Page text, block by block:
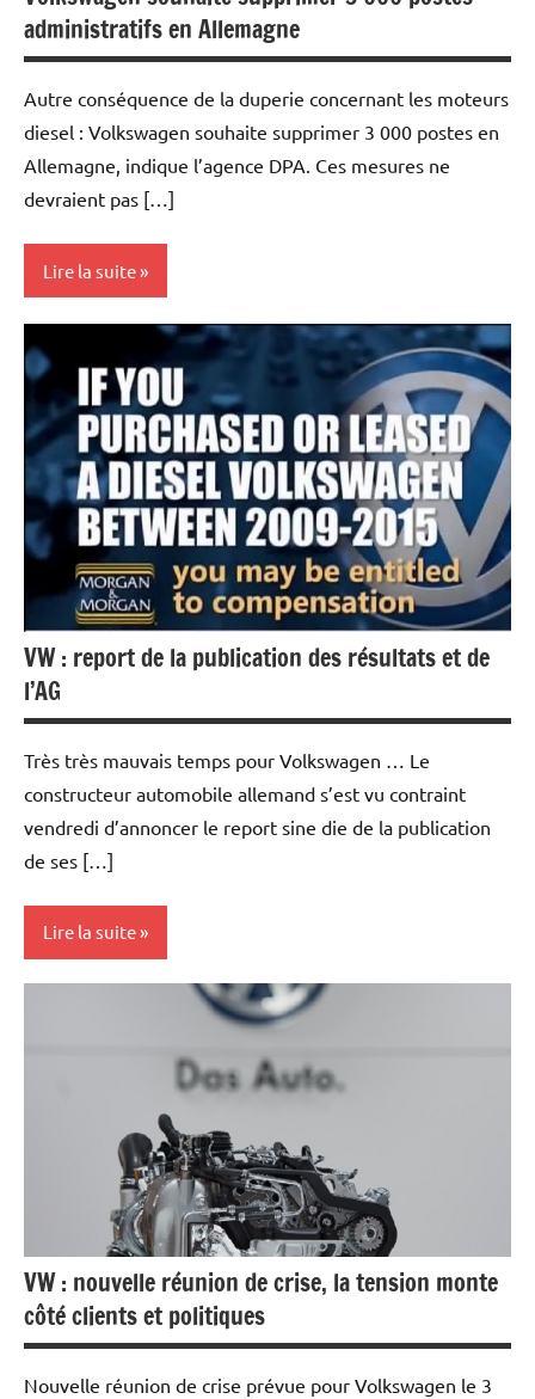
administratifs en Allemagne
Autre conséquence de la duperie concernant les moteurs
diesel : Volkswagen souhaite supprimer 3 000 postes en
Allemagne, indique l’agence DPA. Ces mesures ne
devraient pas […]
Lire la suite
Actualités
Automobile
Economie
VW : report de la publication des résultats et de
l’AG
Très très mauvais temps pour Volkswagen … Le
constructeur automobile allemand s’est vu contraint
vendredi d’annoncer le report sine die de la publication
de ses […]
Lire la suite
VW : nouvelle réunion de crise, la tension monte
côté clients et politiques
Nouvelle réunion de crise prévue pour Volkswagen le 3